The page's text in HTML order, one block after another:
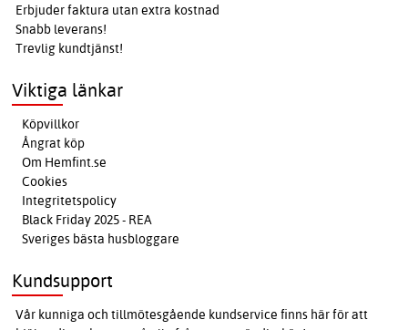
Erbjuder faktura utan extra kostnad
Snabb leverans!
Trevlig kundtjänst!
Viktiga länkar
Köpvillkor
Ångrat köp
Om Hemfint.se
Cookies
Integritetspolicy
Black Friday 2025 - REA
Sveriges bästa husbloggare
Kundsupport
Vår kunniga och tillmötesgående kundservice finns här för att